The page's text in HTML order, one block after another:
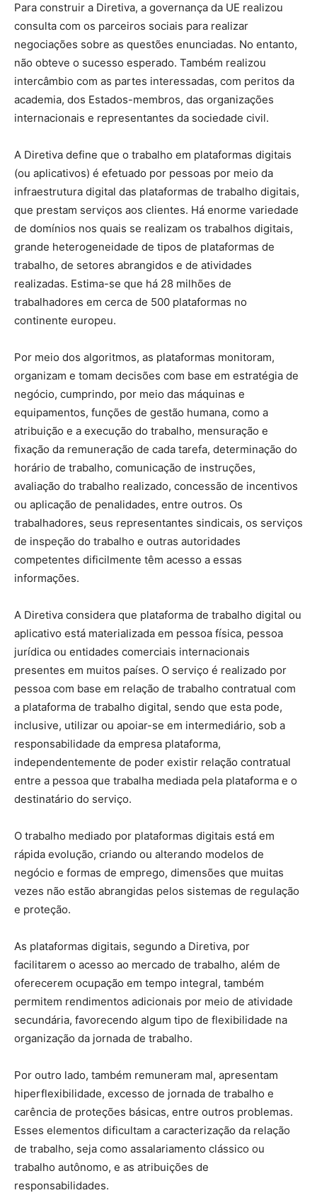
Para construir a Diretiva, a governança da UE realizou
consulta com os parceiros sociais para realizar
negociações sobre as questões enunciadas. No entanto,
não obteve o sucesso esperado. Também realizou
intercâmbio com as partes interessadas, com peritos da
academia, dos Estados-membros, das organizações
internacionais e representantes da sociedade civil.
A Diretiva define que o trabalho em plataformas digitais
(ou aplicativos) é efetuado por pessoas por meio da
infraestrutura digital das plataformas de trabalho digitais,
que prestam serviços aos clientes. Há enorme variedade
de domínios nos quais se realizam os trabalhos digitais,
grande heterogeneidade de tipos de plataformas de
trabalho, de setores abrangidos e de atividades
realizadas. Estima-se que há 28 milhões de
trabalhadores em cerca de 500 plataformas no
continente europeu.
Por meio dos algoritmos, as plataformas monitoram,
organizam e tomam decisões com base em estratégia de
negócio, cumprindo, por meio das máquinas e
equipamentos, funções de gestão humana, como a
atribuição e a execução do trabalho, mensuração e
fixação da remuneração de cada tarefa, determinação do
horário de trabalho, comunicação de instruções,
avaliação do trabalho realizado, concessão de incentivos
ou aplicação de penalidades, entre outros. Os
trabalhadores, seus representantes sindicais, os serviços
de inspeção do trabalho e outras autoridades
competentes dificilmente têm acesso a essas
informações.
A Diretiva considera que plataforma de trabalho digital ou
aplicativo está materializada em pessoa física, pessoa
jurídica ou entidades comerciais internacionais
presentes em muitos países. O serviço é realizado por
pessoa com base em relação de trabalho contratual com
a plataforma de trabalho digital, sendo que esta pode,
inclusive, utilizar ou apoiar-se em intermediário, sob a
responsabilidade da empresa plataforma,
independentemente de poder existir relação contratual
entre a pessoa que trabalha mediada pela plataforma e o
destinatário do serviço.
O trabalho mediado por plataformas digitais está em
rápida evolução, criando ou alterando modelos de
negócio e formas de emprego, dimensões que muitas
vezes não estão abrangidas pelos sistemas de regulação
e proteção.
As plataformas digitais, segundo a Diretiva, por
facilitarem o acesso ao mercado de trabalho, além de
oferecerem ocupação em tempo integral, também
permitem rendimentos adicionais por meio de atividade
secundária, favorecendo algum tipo de flexibilidade na
organização da jornada de trabalho.
Por outro lado, também remuneram mal, apresentam
hiperflexibilidade, excesso de jornada de trabalho e
carência de proteções básicas, entre outros problemas.
Esses elementos dificultam a caracterização da relação
de trabalho, seja como assalariamento clássico ou
trabalho autônomo, e as atribuições de
responsabilidades.